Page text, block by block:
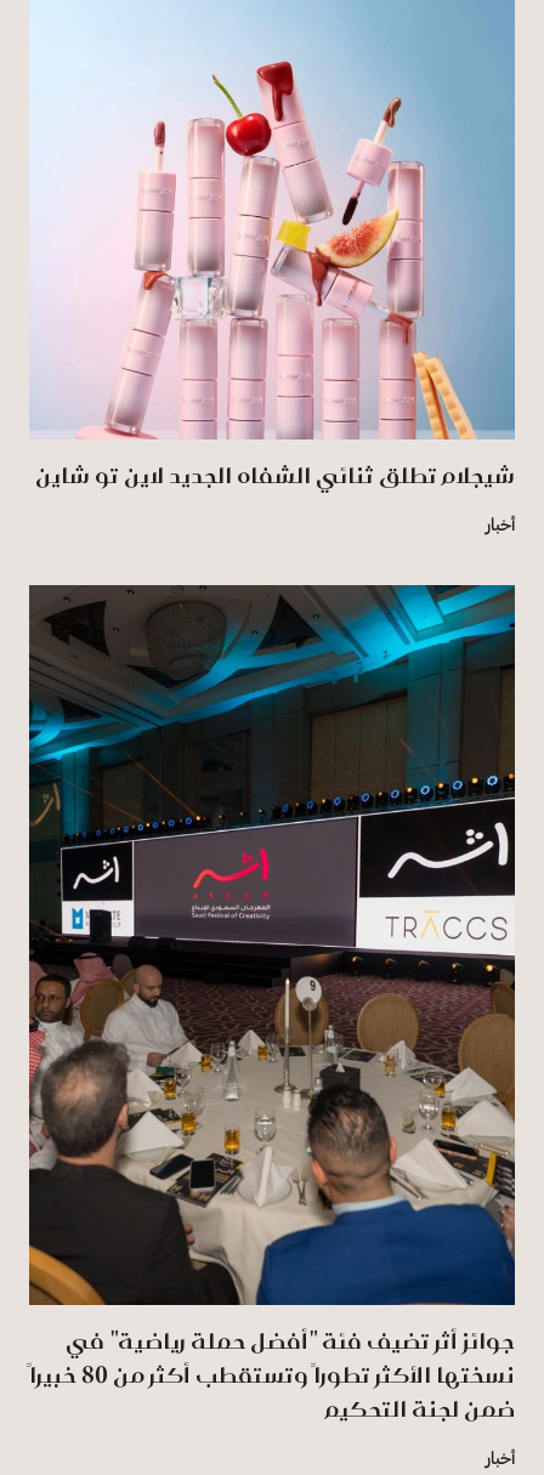
شيجلام تطلق ثنائي الشفاه الجديد لاين تو شاين
أخبار
جوائز أثر تضيف فئة "أفضل حملة رياضية" في
نسختها الأكثر تطوراً وتستقطب أكثر من 80 خبيراً
ضمن لجنة التحكيم
أخبار